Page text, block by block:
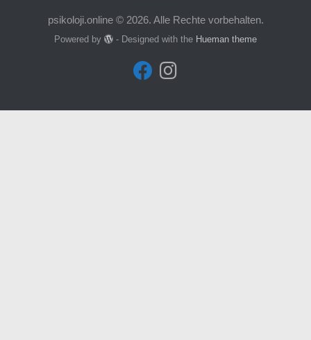
psikoloji.online © 2026. Alle Rechte vorbehalten.
Powered by - Designed with the Hueman theme